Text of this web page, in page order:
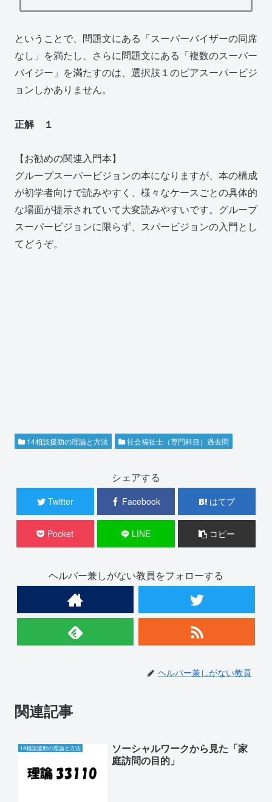
ということで、問題文にある「スーパーバイザーの同席
なし」を満たし、さらに問題文にある「複数のスーパー
バイジー」を満たすのは、選択肢１のピアスーパービジ
ョンしかありません。
正解 １
【お勧めの関連入門本】
グループスーパービジョンの本になりますが、本の構成
が初学者向けで読みやすく、様々なケースごとの具体的
な場面が提示されていて大変読みやすいです。グループ
スーパービジョンに限らず、スパービジョンの入門とし
てどうぞ。
14相談援助の理論と方法 社会福祉士（専門科目）過去問
シェアする
Twitter Facebook はてブ
Pocket LINE コピー
ヘルパー兼しがない教員をフォローする
ヘルパー兼しがない教員
関連記事
14相談援助の理論と方法
ソーシャルワークから見た「家
庭訪問の目的」